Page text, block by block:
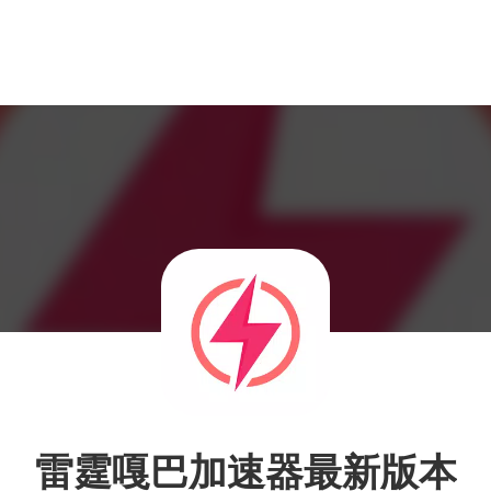
雷霆嘎巴加速器最新版本